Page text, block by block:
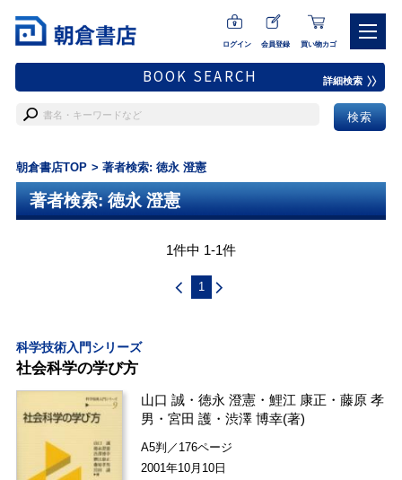
ログイン 会員登録 買い物カゴ
BOOK SEARCH 詳細検索
朝倉書店TOP 著者検索: 徳永 澄憲
著者検索: 徳永 澄憲
1件中 1-1件
1
科学技術入門シリーズ
社会科学の学び方
山口 誠 ・徳永 澄憲 ・鯉江 康正 ・藤原 孝
男 ・宮田 護 ・渋澤 博幸(著)
A5判／176ページ
2001年10月10日